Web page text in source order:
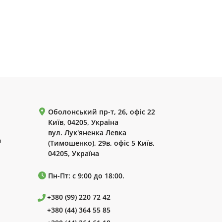
Оболонський пр-т, 26, офіс 22
Київ, 04205, Україна
вул. Лук'яненка Левка
(Тимошенко), 29в, офіс 5 Київ,
04205, Україна
Пн-Пт: с 9:00 до 18:00.
+380 (99) 220 72 42
+380 (44) 364 55 85